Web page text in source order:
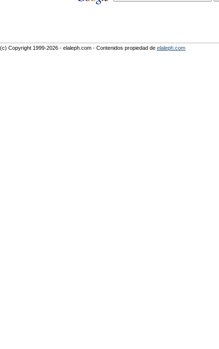
(c) Copyright 1999-2026 - elaleph.com - Contenidos propiedad de elaleph.com